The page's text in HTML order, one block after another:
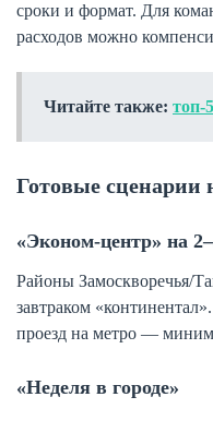
сроки и формат. Для
расходов можно
Читайте также: топ-
Готовые сценарии
«Эконом-центр» на
Районы Замоскворечья/
завтраком
проезд на метро —
«Неделя в городе»